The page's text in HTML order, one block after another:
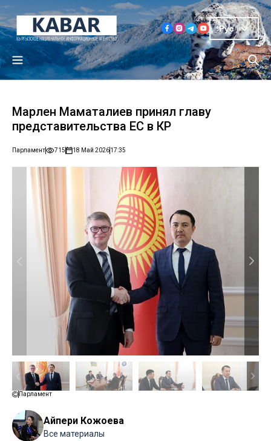
Рус
Марлен Маматалиев принял главу
представительства ЕС в КР
Парламент 715 18 Май 202617:35
Парламент
Айпери Кожоева
Все материалы